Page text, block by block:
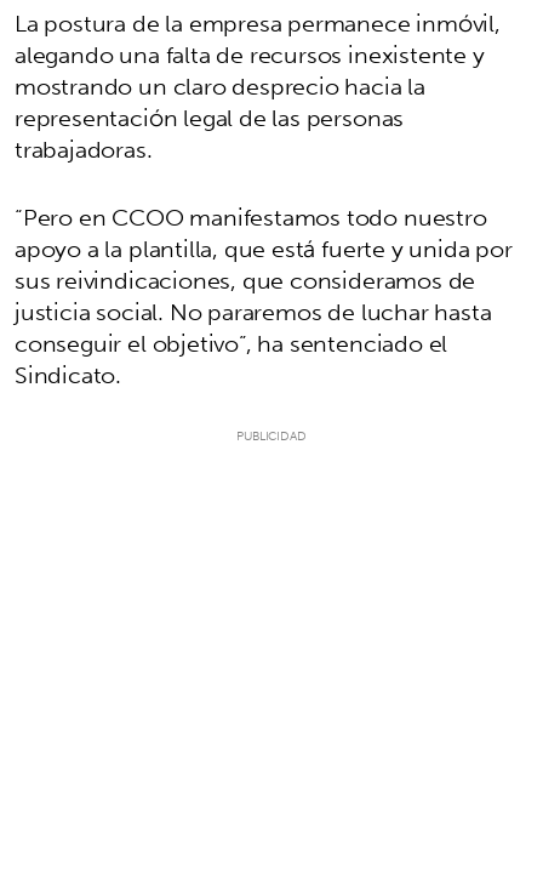
La postura de la empresa permanece inmóvil,
alegando una falta de recursos inexistente y
mostrando un claro desprecio hacia la
representación legal de las personas
trabajadoras.
“Pero en CCOO manifestamos todo nuestro
apoyo a la plantilla, que está fuerte y unida por
sus reivindicaciones, que consideramos de
justicia social. No pararemos de luchar hasta
conseguir el objetivo”, ha sentenciado el
Sindicato.